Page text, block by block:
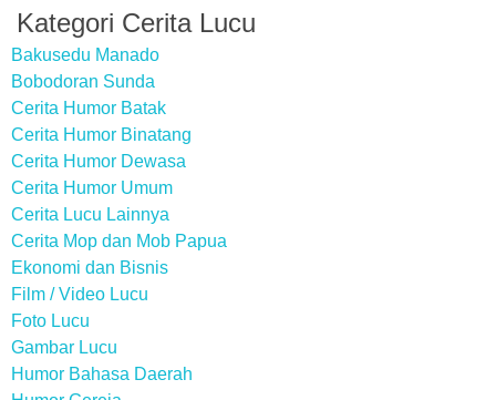
Kategori Cerita Lucu
Bakusedu Manado
Bobodoran Sunda
Cerita Humor Batak
Cerita Humor Binatang
Cerita Humor Dewasa
Cerita Humor Umum
Cerita Lucu Lainnya
Cerita Mop dan Mob Papua
Ekonomi dan Bisnis
Film / Video Lucu
Foto Lucu
Gambar Lucu
Humor Bahasa Daerah